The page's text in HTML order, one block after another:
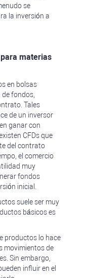
se
la inversión a
materias
en bolsas
fondos,
Tales
de un inversor
ganar con
CFDs que
del contrato
el comercio
muy
fondos
inicial.
suele ser muy
básicos es
productos lo hace
movimientos de
Sin embargo,
influir en el